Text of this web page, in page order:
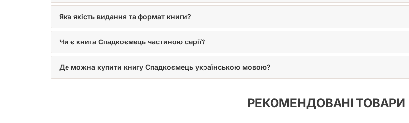
Яка якість видання та формат книги?
Чи є книга Спадкоємець частиною серії?
Де можна купити книгу Спадкоємець українською мовою?
РЕКОМЕНДОВАНІ ТОВАРИ